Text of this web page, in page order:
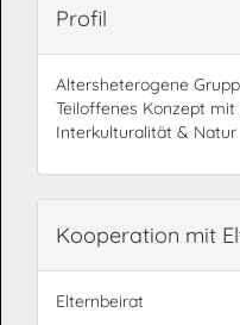
Profil
Altersheterogene
Teiloffenes Konzept mit
Interkulturalität & Natur
Kooperation mit
Elternbeirat